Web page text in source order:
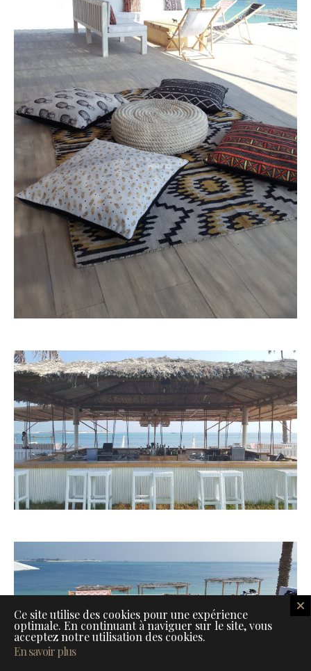
Ce site utilise des cookies pour une expérience
optimale. En continuant à naviguer sur le site, vous
acceptez notre utilisation des cookies.
En savoir plus